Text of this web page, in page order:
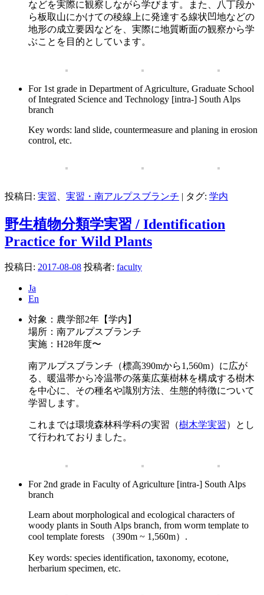
などを実際に観察しながら学びます。また、八丁段か
ら板取山にかけての稜線上に発達する線状凹地などの
地形の成立要因などを、実際に地質断面の観察から学
ぶことを目的としています。
For 1st grade in Department of Agriculture, Graduate School
of Integrated Science and Technology [intra-] South Alps
branch
Key words: land slide, countermeasure and planing in erosion
control, etc.
投稿日: 実習 実習・南アルプスブランチ | タグ: 学内
野生植物分類学実習 / Identification
Practice for Wild Plants
投稿日: 2017-08-08 投稿者: faculty
Ja
En
対象：農学部2年【学内】
場所：南アルプスブランチ
実施：H28年度〜
南アルプスブランチ（標高390mから1,560m）に広が
る、暖温帯から冷温帯の落葉広葉樹林を構成する樹木
を中心に、その種名や識別方法、生態的特徴について
学習します。
これまでは環境森林科学科の実習（樹木学実習）とし
て行われておりました。
For 2nd grade in Faculty of Agriculture [intra-] South Alps
branch
Learn about morphological and ecological characters of
woody plants in South Alps branch, from worm template to
cool template forests （390m ~ 1,560m）.
Key words: species identification, taxonomy, ecotone,
herbarium specimen, etc.